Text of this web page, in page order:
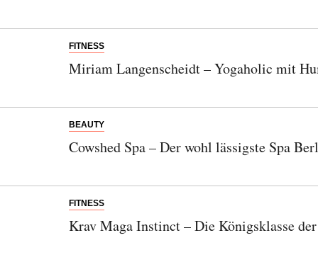
FITNESS
Miriam Langenscheidt – Yogaholic mit
BEAUTY
Cowshed Spa – Der wohl lässigste Spa
FITNESS
Krav Maga Instinct – Die Königsklasse